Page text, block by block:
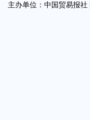
主办单位：中国贸易报